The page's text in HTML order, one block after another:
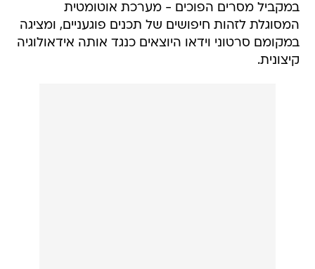
במקביל מסרים הפוכים - מערכת אוטומטית
המסוגלת לזהות חיפושים של תכנים פוגעניים, ומציגה
במקומם סרטוני וידאו היוצאים כנגד אותה אידאולוגיה
קיצונית.